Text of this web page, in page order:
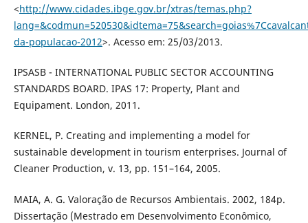
<http://www.cidades.ibge.gov.br/xtras/temas.php?
da-populacao-2012>. Acesso em: 25/03/2013.
IPSASB - INTERNATIONAL PUBLIC SECTOR ACCOUNTING
STANDARDS BOARD. IPAS 17: Property, Plant and
Equipament. London, 2011.
KERNEL, P. Creating and implementing a model for
sustainable development in tourism enterprises. Journal of
Cleaner Production, v. 13, pp. 151–164, 2005.
MAIA, A. G. Valoração de Recursos Ambientais. 2002, 184p.
Dissertação (Mestrado em Desenvolvimento Econômico,